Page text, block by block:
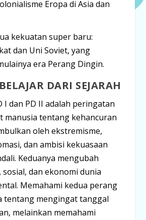
Eropa di Asia dan
kekuatan super baru:
dan Uni Soviet, yang
era Perang Dingin.
DARI SEJARAH
I dan PD II adalah peringatan
manusia tentang kehancuran
oleh ekstremisme,
dan ambisi kekuasaan
Keduanya mengubah
dan ekonomi dunia
Memahami kedua perang
tentang mengingat tanggal
melainkan memahami